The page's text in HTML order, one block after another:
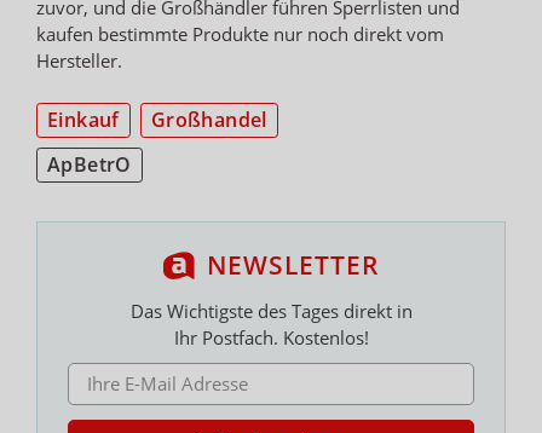
zuvor, und die Großhändler führen Sperrlisten und
kaufen bestimmte Produkte nur noch direkt vom
Hersteller.
Einkauf
Großhandel
ApBetrO
NEWSLETTER
Das Wichtigste des Tages direkt in
Ihr Postfach. Kostenlos!
E-MAIL ADRESSE